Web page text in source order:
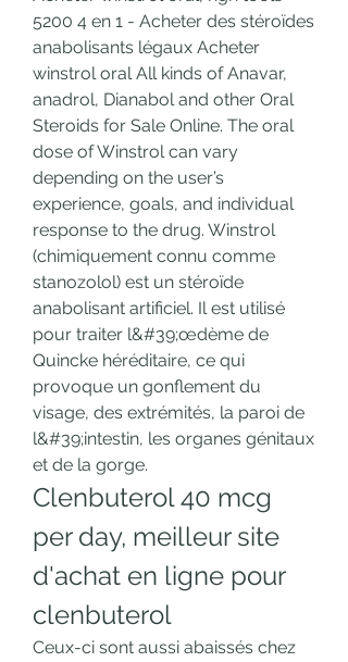
5200 4 en 1 - Acheter des stéroïdes
anabolisants légaux Acheter
winstrol oral All kinds of Anavar,
anadrol, Dianabol and other Oral
Steroids for Sale Online. The oral
dose of Winstrol can vary
depending on the user’s
experience, goals, and individual
response to the drug. Winstrol
(chimiquement connu comme
stanozolol) est un stéroïde
anabolisant artificiel. Il est utilisé
pour traiter l&#39;œdème de
Quincke héréditaire, ce qui
provoque un gonflement du
visage, des extrémités, la paroi de
l&#39;intestin, les organes génitaux
et de la gorge.
Clenbuterol 40 mcg
per day, meilleur site
d'achat en ligne pour
clenbuterol
Ceux-ci sont aussi abaissés chez